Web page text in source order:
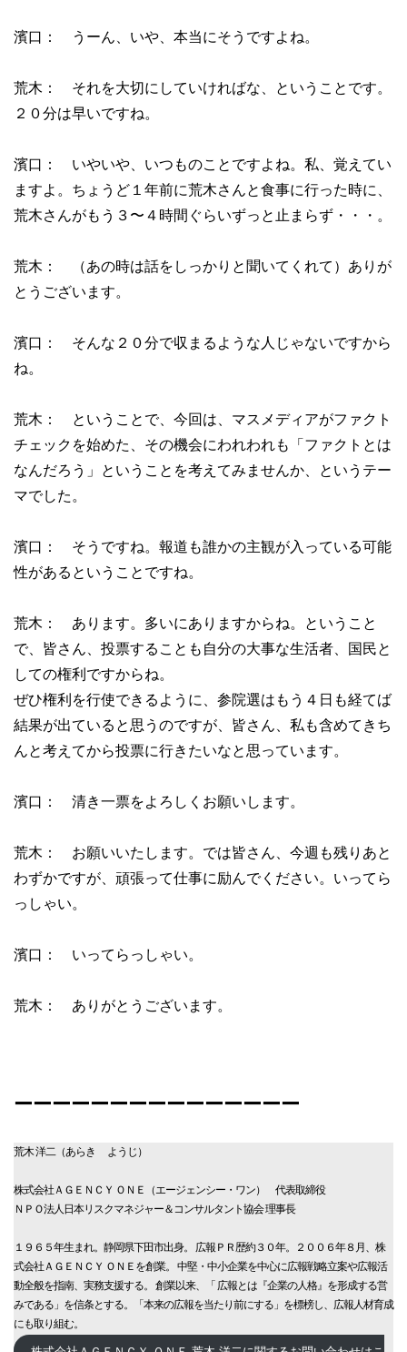
濱口： うーん、いや、本当にそうですよね。
荒木： それを大切にしていければな、ということです。
２０分は早いですね。
濱口： いやいや、いつものことですよね。私、覚えてい
ますよ。ちょうど１年前に荒木さんと食事に行った時に、
荒木さんがもう３〜４時間ぐらいずっと止まらず・・・。
荒木： （あの時は話をしっかりと聞いてくれて）ありが
とうございます。
濱口： そんな２０分で収まるような人じゃないですから
ね。
荒木： ということで、今回は、マスメディアがファクト
チェックを始めた、その機会にわれわれも「ファクトとは
なんだろう」ということを考えてみませんか、というテー
マでした。
濱口： そうですね。報道も誰かの主観が入っている可能
性があるということですね。
荒木： あります。多いにありますからね。ということ
で、皆さん、投票することも自分の大事な生活者、国民と
しての権利ですからね。
ぜひ権利を行使できるように、参院選はもう４日も経てば
結果が出ていると思うのですが、皆さん、私も含めてきち
んと考えてから投票に行きたいなと思っています。
濱口： 清き一票をよろしくお願いします。
荒木： お願いいたします。では皆さん、今週も残りあと
わずかですが、頑張って仕事に励んでください。いってら
っしゃい。
濱口： いってらっしゃい。
荒木： ありがとうございます。
ーーーーーーーーーーーーーーー
荒木 洋二（あらき ようじ）
株式会社ＡＧＥＮＣＹ ＯＮＥ（エージェンシー・ワン） 代表取締役
ＮＰＯ法人日本リスクマネジャー＆コンサルタント協会 理事長
１９６５年生まれ。静岡県下田市出身。 広報ＰＲ歴約３０年。２００６年８月、株
式会社ＡＧＥＮＣＹ ＯＮＥを創業。 中堅・中小企業を中心に広報戦略立案や広報活
動全般を指南、実務支援する。 創業以来、「 広報とは『企業の人格』を形成する営
みである」を信条とする。「本来の広報を当たり前にする」を標榜し、広報人材育成
にも取り組む。